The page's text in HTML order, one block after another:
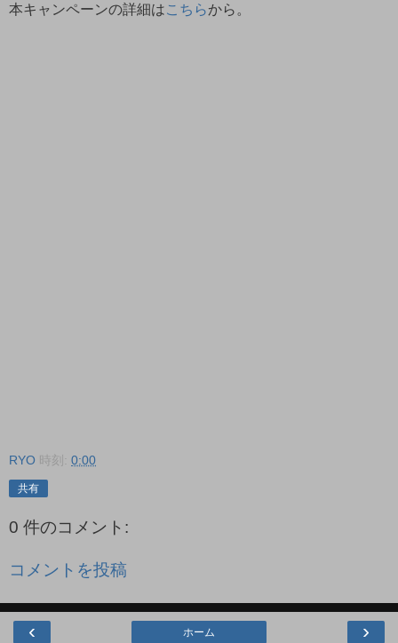
本キャンペーンの詳細はこちらから。
RYO 時刻: 0:00
共有
0 件のコメント:
コメントを投稿
‹ ›
ホーム